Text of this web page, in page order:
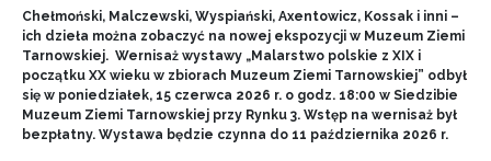
Chełmoński, Malczewski, Wyspiański, Axentowicz, Kossak i inni –
ich dzieła można zobaczyć na nowej ekspozycji w Muzeum Ziemi
Tarnowskiej. Wernisaż wystawy „Malarstwo polskie z XIX i
początku XX wieku w zbiorach Muzeum Ziemi Tarnowskiej” odbył
się w poniedziałek, 15 czerwca 2026 r. o godz. 18:00 w Siedzibie
Muzeum Ziemi Tarnowskiej przy Rynku 3. Wstęp na wernisaż był
bezpłatny. Wystawa będzie czynna do 11 października 2026 r.